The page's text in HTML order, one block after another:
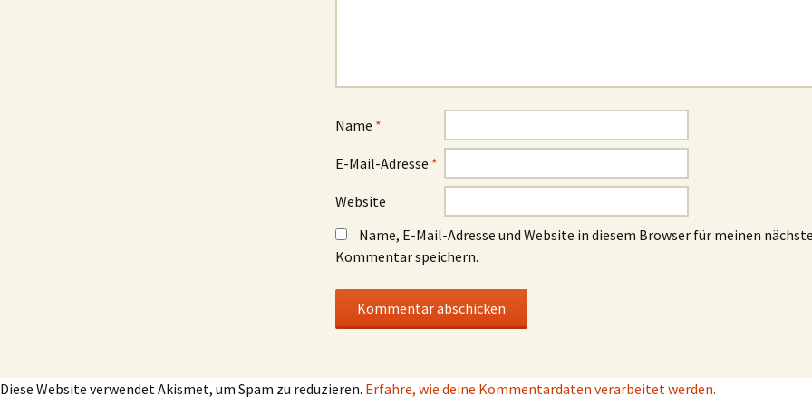
Name *
E-Mail-Adresse *
Website
Name, E-Mail-Adresse und Website in diesem Browser für meinen
Kommentar speichern.
Diese Website verwendet Akismet, um Spam zu reduzieren. Erfahre, wie deine Kommentardaten verarbeitet werden.